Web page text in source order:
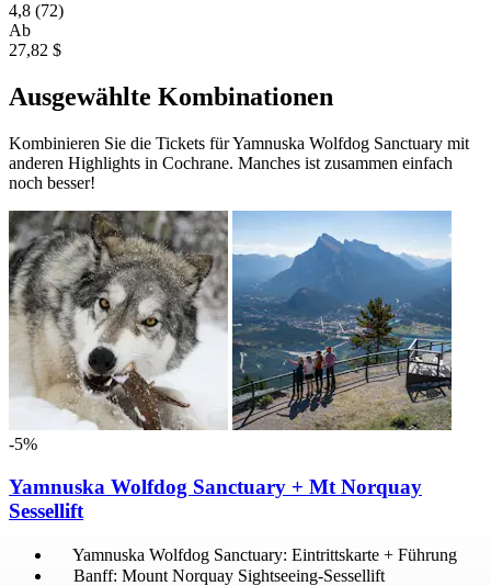
4,8 (72)
Ab
27,82 $
Ausgewählte Kombinationen
Kombinieren Sie die Tickets für Yamnuska Wolfdog Sanctuary mit
anderen Highlights in Cochrane. Manches ist zusammen einfach
noch besser!
-5%
Yamnuska Wolfdog Sanctuary + Mt Norquay
Sessellift
Yamnuska Wolfdog Sanctuary: Eintrittskarte + Führung
Banff: Mount Norquay Sightseeing-Sessellift